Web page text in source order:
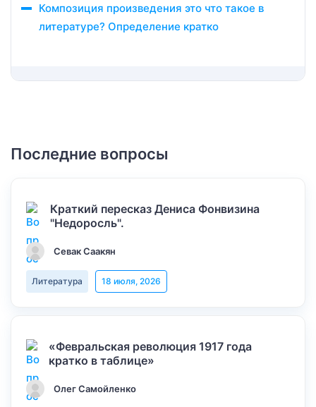
Композиция произведения это что такое в
литературе? Определение кратко
Последние вопросы
Краткий пересказ Дениса Фонвизина
"Недоросль".
Севак Саакян
Литература 18 июля, 2026
«Февральская революция 1917 года
кратко в таблице»
Олег Самойленко